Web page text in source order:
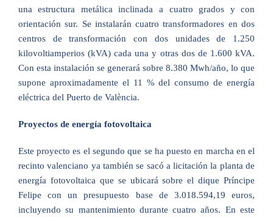
una estructura metálica inclinada a cuatro grados y con
orientación sur. Se instalarán cuatro transformadores en dos
centros de transformación con dos unidades de 1.250
kilovoltiamperios (kVA) cada una y otras dos de 1.600 kVA.
Con esta instalación se generará sobre 8.380 Mwh/año, lo que
supone aproximadamente el 11 % del consumo de energía
eléctrica del Puerto de València.
Proyectos de energía fotovoltaica
Este proyecto es el segundo que se ha puesto en marcha en el
recinto valenciano ya también se sacó a licitación la planta de
energía fotovoltaica que se ubicará sobre el dique Príncipe
Felipe con un presupuesto base de 3.018.594,19 euros,
incluyendo su mantenimiento durante cuatro años. En este